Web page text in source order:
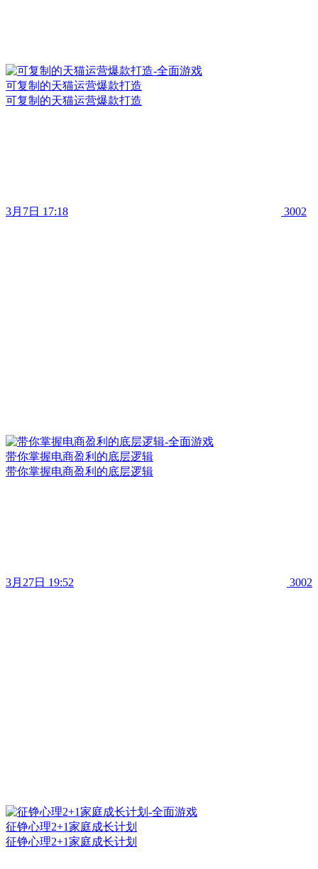
可复制的天猫运营爆款打造
可复制的天猫运营爆款打造
3月7日 17:18 3002
带你掌握电商盈利的底层逻辑
带你掌握电商盈利的底层逻辑
3月27日 19:52 3002
征铮心理2+1家庭成长计划
征铮心理2+1家庭成长计划